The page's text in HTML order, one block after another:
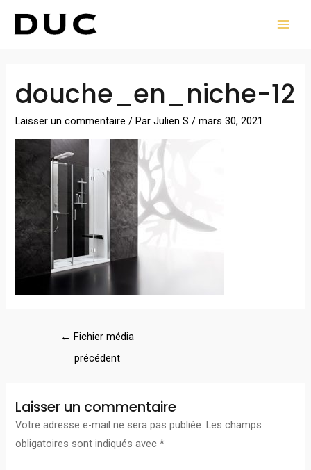
douche_en_niche-12
Laisser un commentaire / ParJulien S/mars 30, 2021
des
← Fichier média
précédent
Laisser un commentaire
Votre adresse e-mail ne sera pas publiée. Les champs
obligatoires sont indiqués avec*